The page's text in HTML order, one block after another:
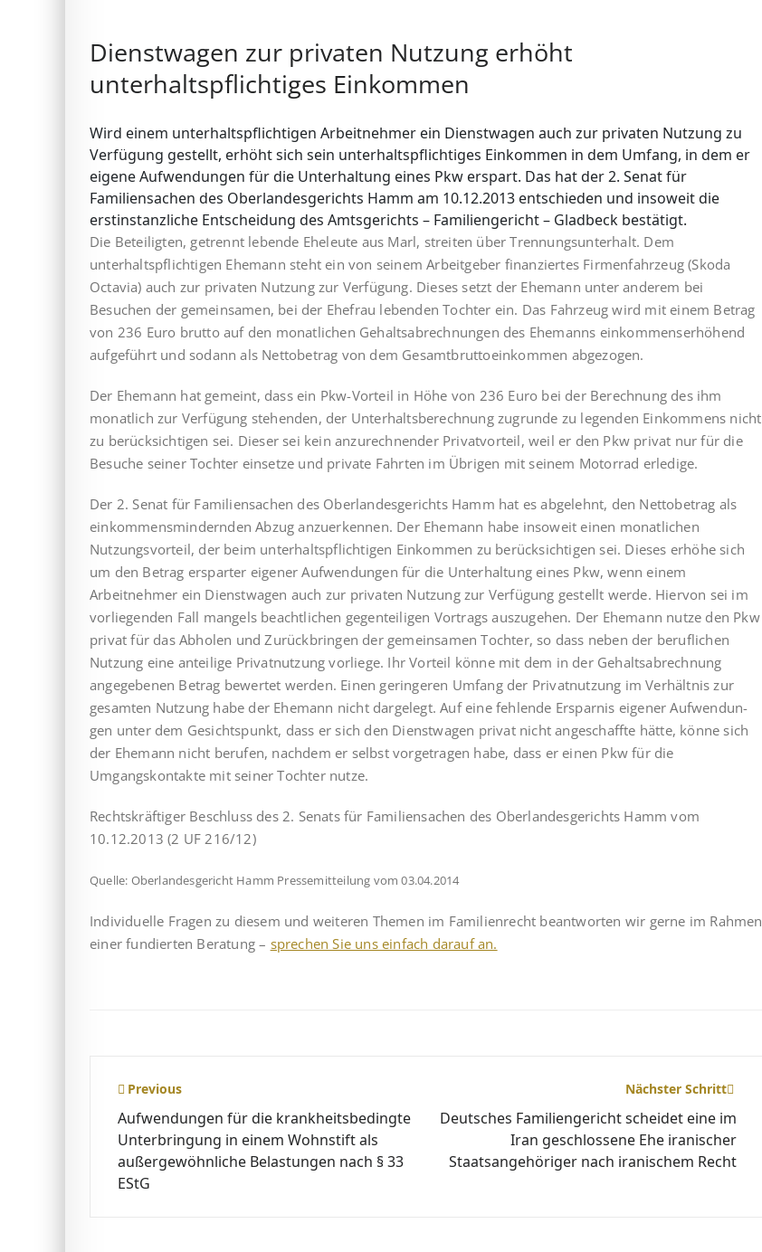
Dienstwagen zur privaten Nutzung erhöht
unterhaltspflichtiges Einkommen
Wird einem unterhaltspflichtigen Arbeitnehmer ein Dienstwagen auch zur privaten Nutzung zu
Verfügung gestellt, erhöht sich sein unter­haltspflichtiges Einkommen in dem Umfang, in dem er
eigene Auf­wen­dungen für die Unterhaltung eines Pkw erspart. Das hat der 2. Senat für
Familiensachen des Oberlandesgerichts Hamm am 10.12.2013 entschieden und insoweit die
erstinstanzliche Entscheidung des Amtsgerichts – Familiengericht – Gladbeck bestätigt.
Die Beteiligten, getrennt lebende Eheleute aus Marl, streiten über Trennungsunterhalt. Dem
unterhaltspflichtigen Ehemann steht ein von seinem Arbeitgeber finanziertes Firmenfahrzeug (Skoda
Octavia) auch zur privaten Nutzung zur Verfügung. Dieses setzt der Ehemann unter anderem bei
Besuchen der gemeinsamen, bei der Ehefrau lebenden Tochter ein. Das Fahrzeug wird mit einem Betrag
von 236 Euro brutto auf den monatlichen Gehaltsabrechnungen des Ehemanns ein­kom­mens­erhöhend
aufgeführt und sodann als Nettobetrag von dem Gesamtbruttoeinkommen abgezogen.
Der Ehemann hat gemeint, dass ein Pkw-Vorteil in Höhe von 236 Euro bei der Berechnung des ihm
monatlich zur Verfügung ste­henden, der Unterhaltsberechnung zugrunde zu legenden Ein­kom­mens nicht
zu berücksichtigen sei. Dieser sei kein an­zu­rech­nender Privatvorteil, weil er den Pkw privat nur für die
Besuche seiner Tochter einsetze und private Fahrten im Übrigen mit seinem Motorrad erledige.
Der 2. Senat für Familiensachen des Oberlandesgerichts Hamm hat es abgelehnt, den Nettobetrag als
einkommensmindernden Abzug anzuerkennen. Der Ehemann habe insoweit einen mo­nat­lichen
Nutzungsvorteil, der beim unterhaltspflichtigen Einkom­men zu berücksichtigen sei. Dieses erhöhe sich
um den Betrag ersparter eigener Aufwendungen für die Unterhaltung eines Pkw, wenn einem
Arbeitnehmer ein Dienstwagen auch zur privaten Nutzung zur Verfügung gestellt werde. Hiervon sei im
vor­lie­genden Fall mangels beachtlichen gegenteiligen Vortrags aus­zugehen. Der Ehemann nutze den Pkw
privat für das Abholen und Zurückbringen der gemeinsamen Tochter, so dass neben der beruflichen
Nutzung eine anteilige Privat­nutzung vorliege. Ihr Vorteil könne mit dem in der Gehaltsabrechnung
angegebenen Betrag bewertet werden. Einen geringeren Umfang der Privat­nutzung im Verhältnis zur
gesamten Nutzung habe der Ehe­mann nicht dargelegt. Auf eine fehlende Ersparnis eigener Aufwen­dun­
gen unter dem Gesichtspunkt, dass er sich den Dienstwagen privat nicht angeschaffte hätte, könne sich
der Ehemann nicht berufen, nachdem er selbst vorgetragen habe, dass er einen Pkw für die
Umgangskontakte mit seiner Tochter nutze.
Rechtskräftiger Beschluss des 2. Senats für Familiensachen des Oberlandesgerichts Hamm vom
10.12.2013 (2 UF 216/12)
Quelle: Oberlandesgericht Hamm Pressemitteilung vom 03.04.2014
Individuelle Fragen zu diesem und weiteren Themen im Familienrecht beantworten wir gerne im Rahmen
einer fundierten Beratung – sprechen Sie uns einfach darauf an.
Beitragsnavigation
Previous
Aufwendungen für die krankheitsbedingte
Unterbringung in einem Wohnstift als
außergewöhnliche Belastungen nach § 33
EStG
Nächster Schritt
Deutsches Familiengericht scheidet eine im
Iran geschlossene Ehe iranischer
Staatsangehöriger nach iranischem Recht